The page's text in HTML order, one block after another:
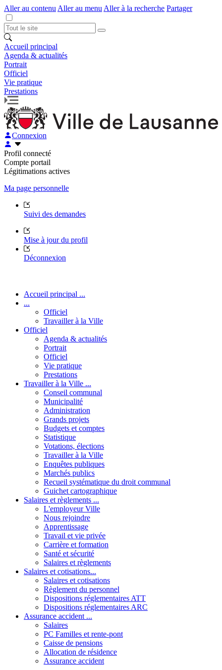
Aller au contenu Aller au menu Aller à la recherche Partager
Accueil principal
Agenda & actualités
Portrait
Officiel
Vie pratique
Prestations
Connexion
Profil connecté
Compte portail
Légitimations actives
Ma page personnelle
Suivi des demandes
Mise à jour du profil
Déconnexion
Accueil principal ...
...
Officiel
Travailler à la Ville
Officiel
Agenda & actualités
Portrait
Officiel
Vie pratique
Prestations
Travailler à la Ville ...
Conseil communal
Municipalité
Administration
Grands projets
Budgets et comptes
Statistique
Votations, élections
Travailler à la Ville
Enquêtes publiques
Marchés publics
Recueil systématique du droit communal
Guichet cartographique
Salaires et règlements ...
L'employeur Ville
Nous rejoindre
Apprentissage
Travail et vie privée
Carrière et formation
Santé et sécurité
Salaires et règlements
Salaires et cotisations...
Salaires et cotisations
Règlement du personnel
Dispositions réglementaires ATT
Dispositions réglementaires ARC
Assurance accident ...
Salaires
PC Familles et rente-pont
Caisse de pensions
Allocation de résidence
Assurance accident